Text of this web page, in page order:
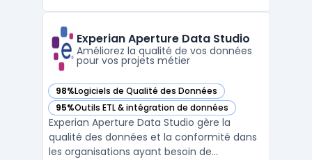
les historiques de contacts Amazon
Connect avec les i ...
Experian Aperture Data Studio
Améliorez la qualité de vos données
pour vos projets métier
98%Logiciels de Qualité des Données
— voir Experian Aperture Data Studio dans cette catégorie
95%Outils ETL & intégration de données
— voir Experian Aperture Data Studio dans cette catégorie
Experian Aperture Data Studio gère la
qualité des données et la conformité dans
les organisations ayant besoin de